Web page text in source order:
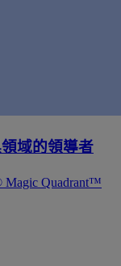
域的領導者
Magic Quadrant™